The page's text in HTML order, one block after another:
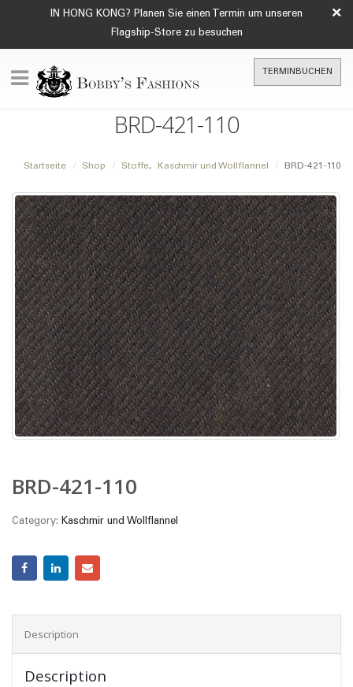
IN HONG KONG? Planen Sie einen Termin um unseren
Flagship-Store zu besuchen
×
TERMINBUCHEN
BRD-421-110
Startseite Shop Stoffe, Kaschmir und Wollflannel BRD-421-110
BRD-421-110
Category: Kaschmir und Wollflannel
Description
Description